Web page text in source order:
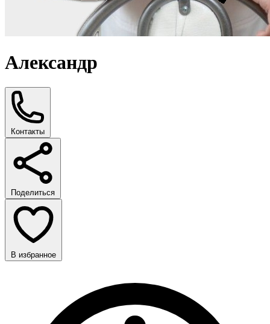
Александр
Контакты
Поделиться
В избранное